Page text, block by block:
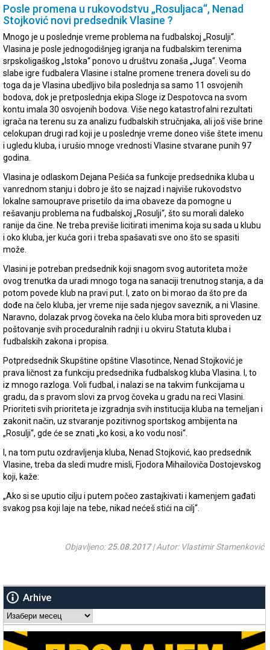
Posle promena u rukovodstvu „Rosuljaca“, Nenad
Stojković novi predsednik Vlasine ?
Mnogo je u poslednje vreme problema na fudbalskoj „Rosulji“.
Vlasina je posle jednogodišnjeg igranja na fudbalskim terenima
srpskoligaškog „Istoka“ ponovo u društvu zonaša „Juga“. Veoma
slabe igre fudbalera Vlasine i stalne promene trenera doveli su do
toga da je Vlasina ubedljivo bila poslednja sa samo 11 osvojenih
bodova, dok je pretposlednja ekipa Sloge iz Despotovca na svom
kontu imala 30 osvojenih bodova. Više nego katastrofalni rezultati
igrača na terenu su za analizu fudbalskih stručnjaka, ali još više brine
celokupan drugi rad koji je u poslednje vreme doneo više štete imenu
i ugledu kluba, i urušio mnoge vrednosti Vlasine stvarane punih 97
godina.
Vlasina je odlaskom Dejana Pešića sa funkcije predsednika kluba u
vanrednom stanju i dobro je što se najzad i najviše rukovodstvo
lokalne samouprave prisetilo da ima obaveze da pomogne u
rešavanju problema na fudbalskoj „Rosulji“, što su morali daleko
ranije da čine. Ne treba previše licitirati imenima koja su sada u klubu
i oko kluba, jer kuća gori i treba spašavati sve ono što se spasiti
može.
Vlasini je potreban predsednik koji snagom svog autoriteta može
ovog trenutka da uradi mnogo toga na sanaciji trenutnog stanja, a da
potom povede klub na pravi put. I, zato on bi morao da što pre da
dođe na čelo kluba, jer vreme nije sada njegov saveznik, a ni Vlasine.
Naravno, dolazak prvog čoveka na čelo kluba mora biti sproveden uz
poštovanje svih proceduralnih radnji i u okviru Statuta kluba i
fudbalskih zakona i propisa.
Potpredsednik Skupštine opštine Vlasotince, Nenad Stojković je
prava ličnost za funkciju predsednika fudbalskog kluba Vlasina. I, to
iz mnogo razloga. Voli fudbal, i nalazi se na takvim funkcijama u
gradu, da s pravom slovi za prvog čoveka u gradu na reci Vlasini.
Prioriteti svih prioriteta je izgradnja svih institucija kluba na temeljan i
zakonit način, uz stvaranje pozitivnog sportskog ambijenta na
„Rosulji“, gde će se znati „ko kosi, a ko vodu nosi“.
I, na tom putu ozdravljenja kluba, Nenad Stojković, kao predsednik
Vlasine, treba da sledi mudre misli, Fjodora Mihailoviča Dostojevskog
koji, kaže:
„Ako si se uputio cilju i putem počeo zastajkivati i kamenjem gađati
svakog psa koji laje na tebe, nikad nećeš stići na cilj“.
Objavljeno:25.08.2017| Autor: Vlastimir Stamenković
Arhive
Arhive